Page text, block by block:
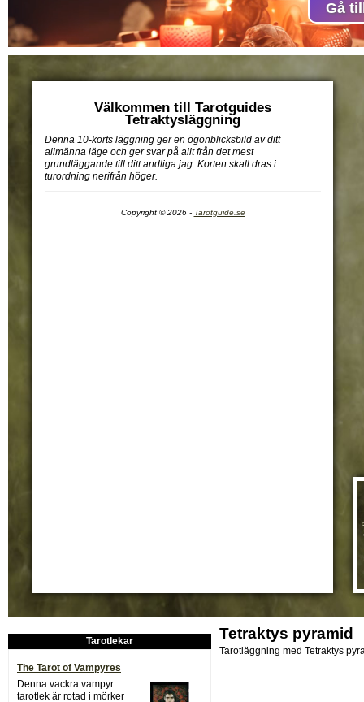
Gå
Välkommen till Tarotguides
Tetraktysläggning
Denna 10-korts läggning ger en ögonblicksbild av ditt
allmänna läge och ger svar på allt från det mest
grundläggande till ditt andliga jag. Korten skall dras i
turordning nerifrån höger.
Copyright © 2026 - Tarotguide.se
Tarotlekar
The Tarot of Vampyres
Denna vackra vampyr
tarotlek är rotad i mörker
Tetraktys pyramid
Tarotläggning med Tetraktys